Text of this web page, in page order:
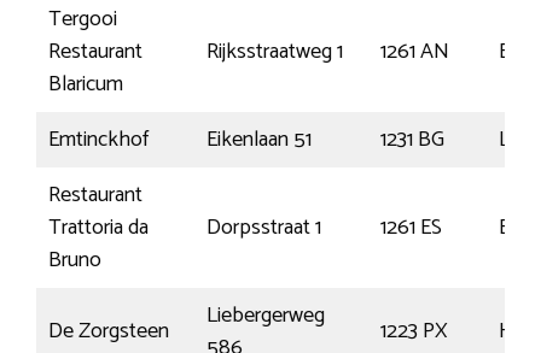
Tergooi
Restaurant
Blaricum
Rijksstraatweg 1 1261 AN
Emtinckhof Eikenlaan 51 1231 BG
Restaurant
Trattoria da
Bruno
Dorpsstraat 1 1261 ES
De Zorgsteen
Liebergerweg
1223 PX